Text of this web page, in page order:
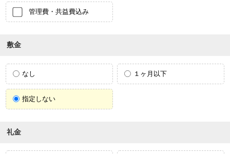
管理費・共益費込み
敷金
なし １ヶ月以下
指定しない
礼金